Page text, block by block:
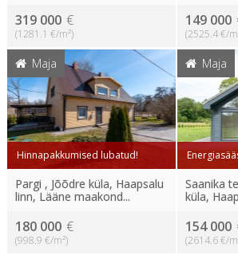
319 000 €
(1281.1 €/m²)
149 000
(2525.4 €/
Maja
Hinnapakkumised lubatud!
Pargi , Jõõdre küla, Haapsalu
linn, Lääne maakond...
180 000 €
(998.9 €/m²)
Maja
Saanika
küla,
154 000
(2614.6 €/